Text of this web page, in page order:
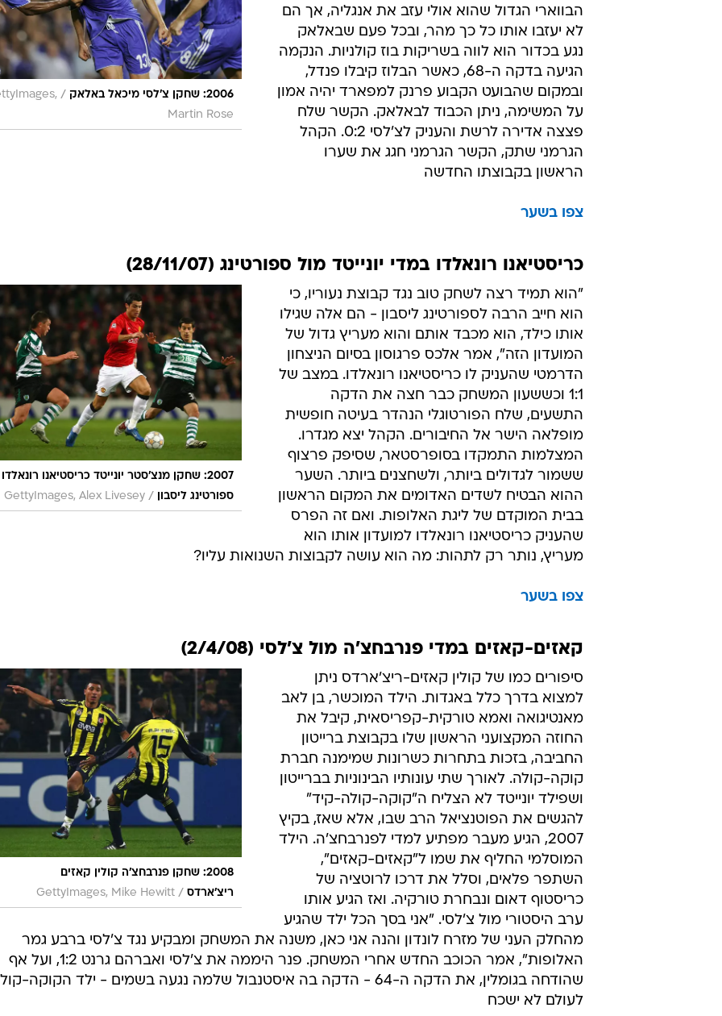
2006: שחקן צ'לסי מיכאל באלאק /
Martin Rose
הבווארי הגדול שהוא אולי עזב את אנגליה, אך הם
לא יעזבו אותו כל כך מהר, ובכל פעם שבאלאק
נגע בכדור הוא לווה בשריקות בוז קולניות. הנקמה
הגיעה בדקה ה-68, כאשר הבלוז קיבלו פנדל,
ובמקום שהבועט הקבוע פרנק למפארד יהיה אמון
על המשימה, ניתן הכבוד לבאלאק. הקשר שלח
פצצה אדירה לרשת והעניק לצ'לסי 0:2. הקהל
הגרמני שתק, הקשר הגרמני חגג את שערו
הראשון בקבוצתו החדשה
צפו בשער
כריסטיאנו רונאלדו במדי יונייטד מול ספורטינג (28/11/07)
2007: שחקן מנצ'סטר יונייטד כריסטיאנו
ספורטינג ליסבון
/
GettyImages, Alex Livesey
"הוא תמיד רצה לשחק טוב נגד קבוצת נעוריו, כי
הוא חייב הרבה לספורטינג ליסבון - הם אלה שגילו
אותו כילד, הוא מכבד אותם והוא מעריץ גדול של
המועדון הזה", אמר אלכס פרגוסון בסיום הניצחון
הדרמטי שהעניק לו כריסטיאנו רונאלדו. במצב של
1:1 וכששעון המשחק כבר חצה את הדקה
התשעים, שלח הפורטוגלי הנהדר בעיטה חופשית
מופלאה הישר אל החיבורים. הקהל יצא מגדרו.
המצלמות התמקדו בסופרסטאר, שסיפק פרצוף
ששמור לגדולים ביותר, ולשחצנים ביותר. השער
ההוא הבטיח לשדים האדומים את המקום הראשון
בבית המוקדם של ליגת האלופות. ואם זה הפרס
שהעניק כריסטיאנו רונאלדו למועדון אותו הוא
מעריץ, נותר רק לתהות: מה הוא עושה לקבוצות השנואות עליו?
צפו בשער
קאזים-קאזים במדי פנרבחצ'ה מול צ'לסי (2/4/08)
2008: שחקן פנרבחצ'ה קולין קאזים
ריצ'ארדס /
GettyImages, Mike Hewitt
סיפורים כמו של קולין קאזים-ריצ'ארדס ניתן
למצוא בדרך כלל באגדות. הילד המוכשר, בן לאב
מאנטיגואה ואמא טורקית-קפריסאית, קיבל את
החוזה המקצועני הראשון שלו בקבוצת ברייטון
החביבה, בזכות בתחרות כשרונות שמימנה חברת
קוקה-קולה. לאורך שתי עונותיו הבינוניות בברייטון
ושפילד יונייטד לא הצליח ה"קוקה-קולה-קיד"
להגשים את הפוטנציאל הרב שבו, אלא שאז, בקיץ
2007, הגיע מעבר מפתיע למדי לפנרבחצ'ה. הילד
המוסלמי החליף את שמו ל"קאזים-קאזים",
השתפר פלאים, וסלל את דרכו לרוטציה של
כריסטוף דאום ונבחרת טורקיה. ואז הגיע אותו
ערב היסטורי מול צ'לסי. "אני בסך הכל ילד שהגיע
מהחלק העני של מזרח לונדון והנה אני כאן, משנה את המשחק ומבקיע נגד צ'לסי ברבע גמר
האלופות", אמר הכוכב החדש אחרי המשחק. פנר היממה את צ'לסי ואברהם גרנט 1:2, ועל אף
שהודחה בגומלין, את הדקה ה-64 - הדקה בה איסטנבול שלמה נגעה בשמים - ילד הקוקה-
לעולם לא ישכח